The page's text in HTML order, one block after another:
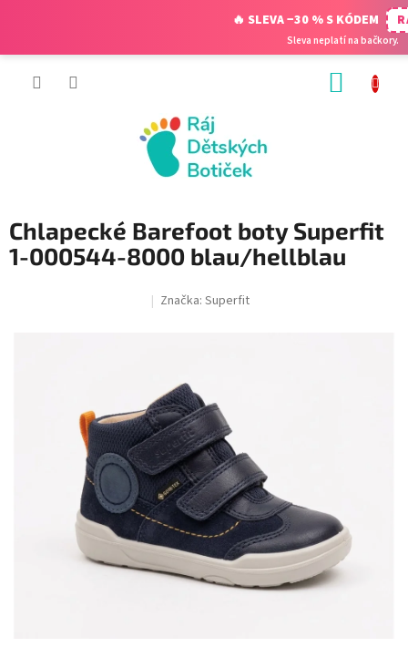
Chlapecké Barefoot boty Superfit
1-000544-8000 blau/hellblau
Značka: Superfit
🔥 SLEVA −30 % S KÓDEM
Sleva neplatí na bačkory.